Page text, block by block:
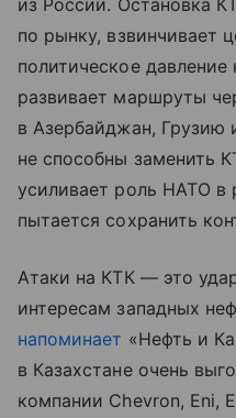
по рынку, взвинчивает
политическое
развивает маршруты
в Азербайджан,
не способны заменить
усиливает роль НАТО в
пытается сохранить
Атаки на КТК — это
интересам западных
напоминает «Нефть и
в Казахстане очень
компании Chevron, Eni,